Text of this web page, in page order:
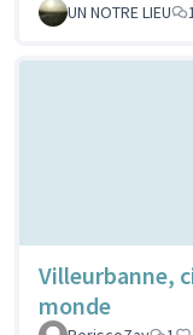
UN NOTRE LIEU
Villeurbanne,
monde